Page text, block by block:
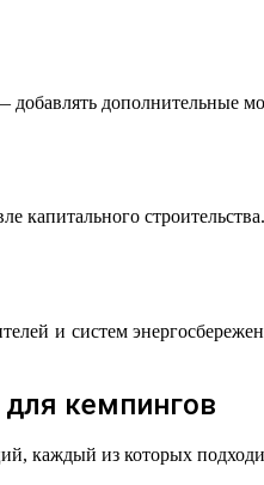
дополнительные
капитального
и систем
кемпингов
каждый из которых